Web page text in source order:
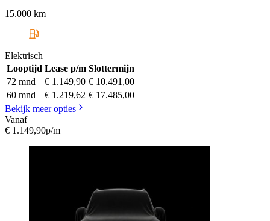
15.000 km
Elektrisch
Looptijd Lease p/m Slottermijn
72 mnd
€ 1.149,90 € 10.491,00
60 mnd
€ 1.219,62 € 17.485,00
Bekijk meer opties
Vanaf
€ 1.149,90p/m